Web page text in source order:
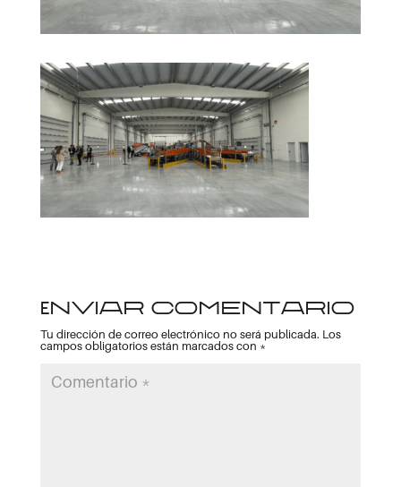
Enviar comentario
Tu dirección de correo electrónico no será publicada. Los
campos obligatorios están marcados con *